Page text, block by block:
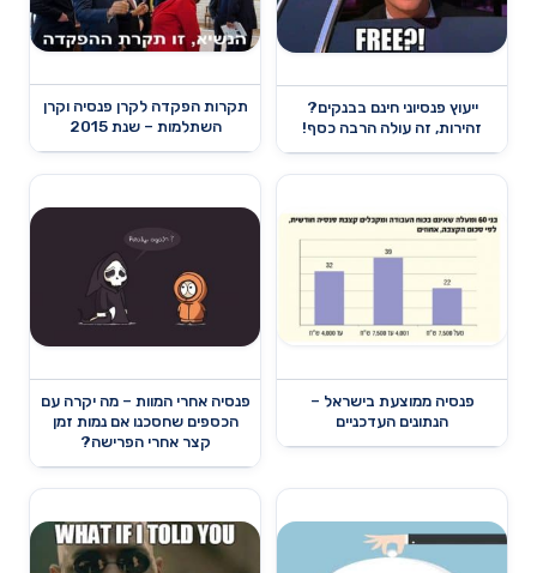
ייעוץ פנסיוני חינם בבנקים?
זהירות, זה עולה הרבה כסף!
תקרות הפקדה לקרן פנסיה וקרן
השתלמות – שנת 2015
פנסיה ממוצעת בישראל –
הנתונים העדכניים
פנסיה אחרי המוות – מה יקרה עם
הכספים שחסכנו אם נמות זמן
קצר אחרי הפרישה?